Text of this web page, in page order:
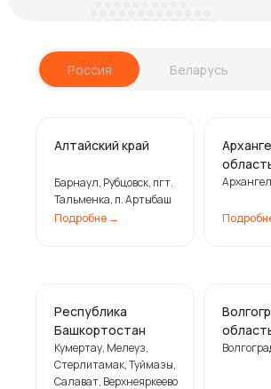
Россия Беларусь
Республика
Башкортостан
Кумертау, Мелеуз,
Стерлитамак, Туймазы,
Салават, Верхнеяркеево
Подробне
Алтайский край
Барнаул, Рубцовск, пгт.
Тальменка, п. Артыбаш
Подробне ㅤ→